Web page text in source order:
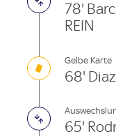
78'
REIN
Gelbe Karte
68' Diaz
65'